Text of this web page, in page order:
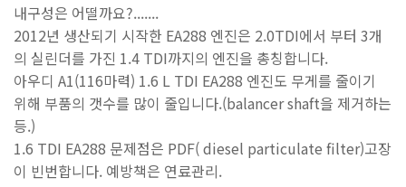
내구성은 어떨까요?.......
2012년 생산되기 시작한 EA288 엔진은 2.0TDI에서 부터 3개
의 실린더를 가진 1.4 TDI까지의 엔진을 총칭합니다.
아우디 A1(116마력) 1.6 L TDI EA288 엔진도 무게를 줄이기
위해 부품의 갯수를 많이 줄입니다.(balancer shaft을 제거하는
등.)
1.6 TDI EA288 문제점은 PDF( diesel particulate filter)고장
이 빈번합니다. 예방책은 연료관리.